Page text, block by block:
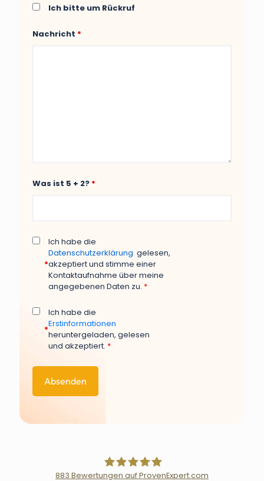
Ich bitte um Rückruf
Nachricht *
Was ist 5 + 2? *
*
Ich habe die
Datenschutzerklärung gelesen,
akzeptiert und stimme einer
Kontaktaufnahme über meine
angegebenen Daten zu. *
*
Ich habe die
Erstinformationen
heruntergeladen, gelesen
und akzeptiert. *
883 Bewertungen auf ProvenExpert.com